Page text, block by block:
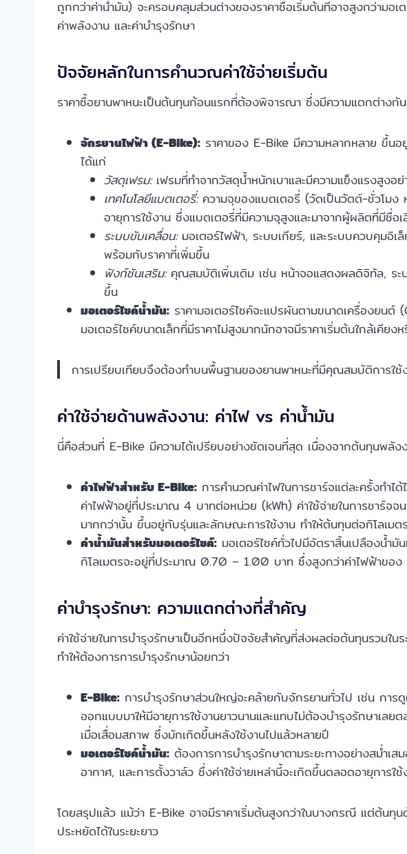
ถูกกว่าค่าน้ำมัน) จะครอบคลุมส่วนต่างของราคาซื้อเริ่มต้นที่อาจสูงกว่าม
ค่าพลังงาน และค่าบำรุงรักษา
ปัจจัยหลักในการคำนวณค่าใช้จ่ายเริ่มต้น
ราคาซื้อยานพาหนะเป็นต้นทุนก้อนแรกที่ต้องพิจารณา ซึ่งมีความแตกต่างกั
จักรยานไฟฟ้า (E-Bike): ราคาของ E-Bike มีความหลากหลาย ขึ้น
ได้แก่
วัสดุเฟรม:เฟรมที่ทำจากวัสดุน้ำหนักเบาและมีความแข็งแรงสูงอ
เทคโนโลยีแบตเตอรี่:ความจุของแบตเตอรี่ (วัดเป็นวัตต์-ชั่วโมง
อายุการใช้งาน ซึ่งแบตเตอรี่ที่มีความจุสูงและมาจากผู้ผลิตที่มีชื่อ
ระบบขับเคลื่อน:มอเตอร์ไฟฟ้า, ระบบเกียร์, และระบบควบคุมอิ
พร้อมกับราคาที่เพิ่มขึ้น
ฟังก์ชันเสริม:คุณสมบัติเพิ่มเติม เช่น หน้าจอแสดงผลดิจิทัล, ระบ
ขึ้น
มอเตอร์ไซค์น้ำมัน: ราคามอเตอร์ไซค์จะแปรผันตามขนาดเครื่องยน
มอเตอร์ไซค์ขนาดเล็กที่มีราคาไม่สูงมากนักอาจมีราคาเริ่มต้นใกล้เคีย
การเปรียบเทียบจึงต้องทำบนพื้นฐานของยานพาหนะที่มีคุณสมบัติการใ
ค่าใช้จ่ายด้านพลังงาน: ค่าไฟ vs ค่าน้ำมัน
นี่คือส่วนที่ E-Bike มีความได้เปรียบอย่างชัดเจนที่สุด เนื่องจากต้นทุนพลัง
ค่าไฟฟ้าสำหรับ E-Bike: การคำนวณค่าไฟในการชาร์จแต่ละครั้งท
ค่าไฟฟ้าอยู่ที่ประมาณ 4 บาทต่อหน่วย (kWh) ค่าใช้จ่ายในการชาร์
มากกว่านั้น ขึ้นอยู่กับรุ่นและลักษณะการใช้งาน ทำให้ต้นทุนต่อกิโลเมต
ค่าน้ำมันสำหรับมอเตอร์ไซค์: มอเตอร์ไซค์ทั่วไปมีอัตราสิ้นเปลืองน้
กิโลเมตรจะอยู่ที่ประมาณ 0.70 – 1.00 บาท ซึ่งสูงกว่าค่าไฟฟ้าของ
ค่าบำรุงรักษา: ความแตกต่างที่สำคัญ
ค่าใช้จ่ายในการบำรุงรักษาเป็นอีกหนึ่งปัจจัยสำคัญที่ส่งผลต่อต้นทุนรวมใน
ทำให้ต้องการการบำรุงรักษาน้อยกว่า
E-Bike: การบำรุงรักษาส่วนใหญ่จะคล้ายกับจักรยานทั่วไป เช่น การ
ออกแบบมาให้มีอายุการใช้งานยาวนานและแทบไม่ต้องบำรุงรักษาเล
เมื่อเสื่อมสภาพ ซึ่งมักเกิดขึ้นหลังใช้งานไปแล้วหลายปี
มอเตอร์ไซค์น้ำมัน: ต้องการการบำรุงรักษาตามระยะทางอย่างสม่ำเ
อากาศ, และการตั้งวาล์ว ซึ่งค่าใช้จ่ายเหล่านี้จะเกิดขึ้นตลอดอายุการ
โดยสรุปแล้ว แม้ว่า E-Bike อาจมีราคาเริ่มต้นสูงกว่าในบางกรณี แต่ต้นทุน
ประหยัดได้ในระยะยาว